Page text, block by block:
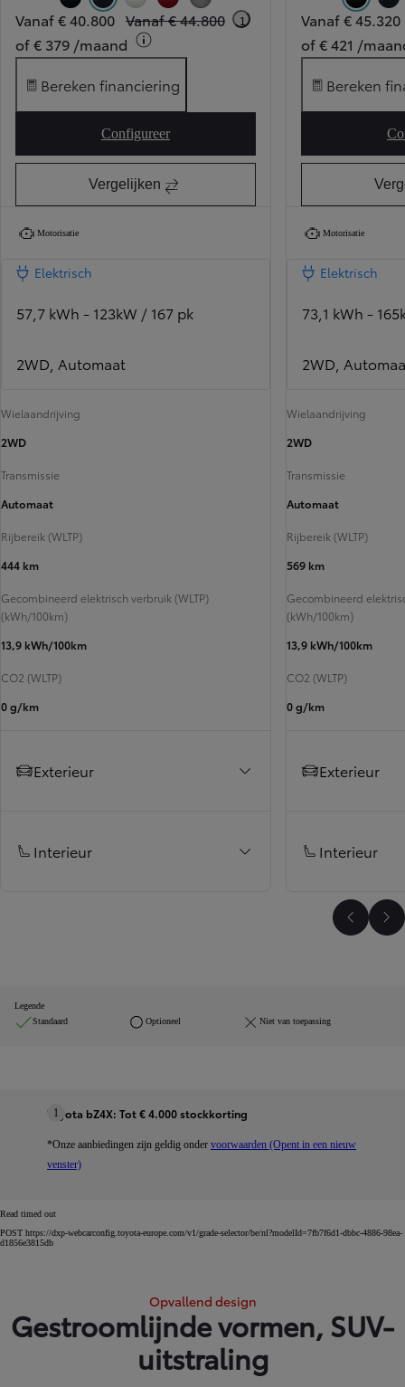
Attitude Black Metallic (218)
Dark Blue Metallic (8X8)
Platinum White Pearl (089)
Emotional Red Pearl (3U5)
Precious Metal Metallic (1L5)
Vanaf € 40.800 Vanaf € 44.800 1
of € 379 /maand
Bereken financiering
ConfigureerToyota bZ4X Pure
Vergelijken
Motorisatie
Elektrisch
57,7 kWh - 123kW / 167 pk
2WD, Automaat
Wielaandrijving
2WD
Transmissie
Automaat
Rijbereik (WLTP)
444 km
Gecombineerd elektrisch verbruik (WLTP)
(kWh/100km)
13,9 kWh/100km
CO2 (WLTP)
0 g/km
Exterieur
Interieur
Attitude
Vanaf € 45.320
of € 421 /
Bereken
Motorisatie
Elektrisch
73,1 kWh -
2WD,
Wielaandrijving
2WD
Transmissie
Automaat
Rijbereik (WLTP)
569 km
Gecombineerd
(kWh/100km)
13,9 kWh/100km
CO2 (WLTP)
0 g/km
Exterieur
Interieur
Vorige
Legende
Standaard
Optioneel Niet van toepassing
1
Toyota bZ4X: Tot € 4.000 stockkorting
*Onze aanbiedingen zijn geldig onder voorwaarden (Opent in een nieuw
venster)
Read timed out
POST https://dxp-webcarconfig.toyota-europe.com/v1/grade-selector/be/nl?modelId=7fb7f6d1-dbbc-4886-98ea-
d1856e3815db
Opvallend design
Gestroomlijnde vormen, SUV-
uitstraling